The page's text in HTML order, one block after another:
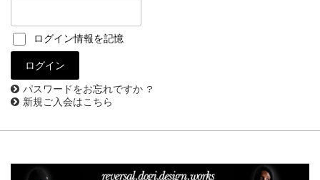
ログイン情報を記憶
パスワードをお忘れですか ?
新規ご入会はこちら